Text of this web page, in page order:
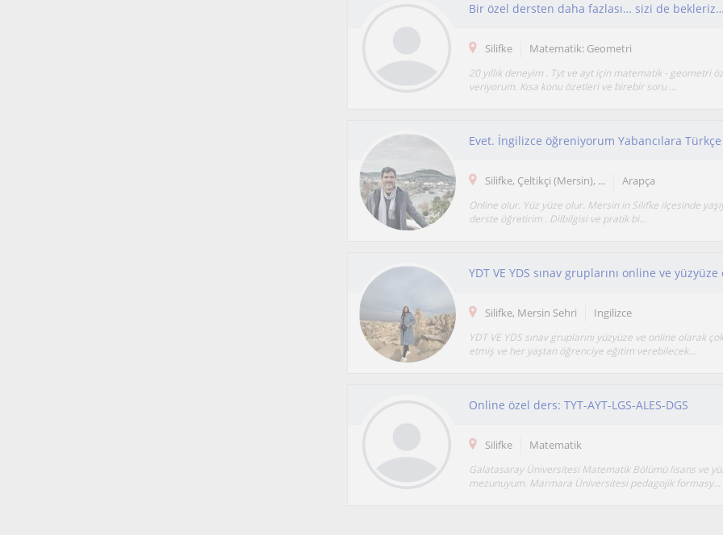
Bir özel dersten daha fazlası… sizi de bekleriz…
Silifke Matematik: Geometri
20 yıllık deneyim . Tyt ve ayt için matematik - geometri
veriyorum. Kısa konu özetleri ve birebir soru ...
Silifke, Çeltikçi (Mersin), ... Arapça
Online olur. Yüz yüze olur. Mersin in Silifke ilçesinde
derste öğretirim . Dilbilgisi ve pratik bi...
Silifke, Mersin Sehri Ingilizce
YDT VE YDS sınav gruplarını yüzyüze ve online olarak
etmiş ve her yaştan öğrenciye eğitim verebilecek...
Online özel ders: TYT-AYT-LGS-ALES-DGS
Silifke Matematik
Galatasaray Üniversitesi Matematik Bölümü lisans ve
mezunuyum. Marmara Üniversitesi pedagojik formasy...